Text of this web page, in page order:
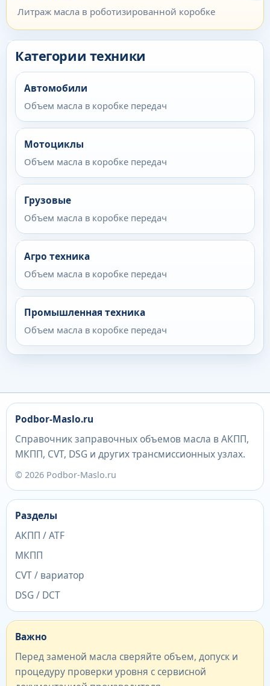
Литраж масла в роботизированной коробке
Категории техники
Автомобили
Объем масла в коробке передач
Мотоциклы
Объем масла в коробке передач
Грузовые
Объем масла в коробке передач
Агро техника
Объем масла в коробке передач
Промышленная техника
Объем масла в коробке передач
Podbor-Maslo.ru
Справочник заправочных объемов масла в АКПП,
МКПП, CVT, DSG и других трансмиссионных узлах.
© 2026 Podbor-Maslo.ru
Разделы
АКПП / ATF
МКПП
CVT / вариатор
DSG / DCT
Важно
Перед заменой масла сверяйте объем, допуск и
процедуру проверки уровня с сервисной